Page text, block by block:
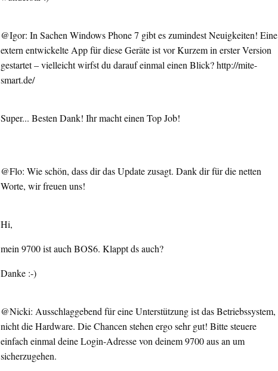
@Igor: In Sachen Windows Phone 7 gibt es zumindest Neuigkeiten! Eine
extern entwickelte App für diese Geräte ist vor Kurzem in erster Version
gestartet – vielleicht wirfst du darauf einmal einen Blick? http://mite-
smart.de/
Super... Besten Dank! Ihr macht einen Top Job!
@Flo: Wie schön, dass dir das Update zusagt. Dank dir für die netten
Worte, wir freuen uns!
Hi,
mein 9700 ist auch BOS6. Klappt ds auch?
Danke :-)
@Nicki: Ausschlaggebend für eine Unterstützung ist das Betriebssystem,
nicht die Hardware. Die Chancen stehen ergo sehr gut! Bitte steuere
einfach einmal deine Login-Adresse von deinem 9700 aus an um
sicherzugehen.